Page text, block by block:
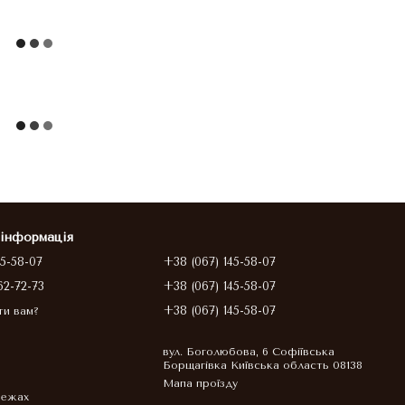
58-07
72-73
вам?
+38 (067) 145-58-07
+38 (067) 145-58-07
+38 (067) 145-58-07
вул. Боголюбова, 6 Софіївська
Борщагівка Київська область 08138
Мапа проїзду